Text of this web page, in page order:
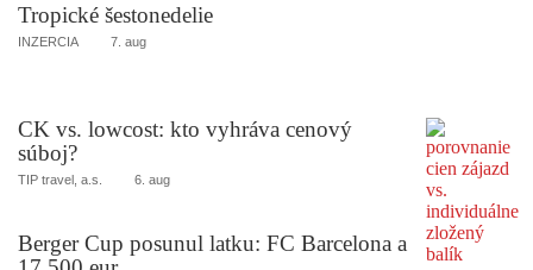
Tropické šestonedelie
INZERCIA 7. aug
CK vs. lowcost: kto vyhráva cenový
súboj?
TIP travel, a.s. 6. aug
Berger Cup posunul latku: FC Barcelona a